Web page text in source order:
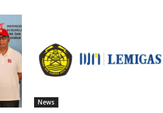
News